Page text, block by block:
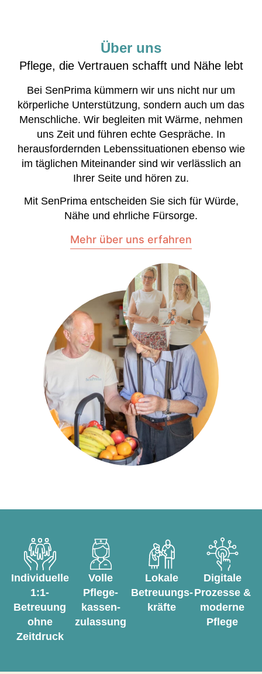
Über uns
Pflege, die Vertrauen schafft und Nähe lebt
Bei SenPrima kümmern wir uns nicht nur um
körperliche Unterstützung, sondern auch um das
Menschliche. Wir begleiten mit Wärme, nehmen
uns Zeit und führen echte Gespräche. In
herausfordernden Lebenssituationen ebenso wie
im täglichen Miteinander sind wir verlässlich an
Ihrer Seite und hören zu.
Mit SenPrima entscheiden Sie sich für Würde,
Nähe und ehrliche Fürsorge.
Mehr über uns erfahren
Individuelle
1:1-
Betreuung
ohne
Zeitdruck
Volle
Pflege­
kassen­
zulassung
Lokale
Betreuungs­
kräfte
Digitale
Prozesse &
moderne
Pflege